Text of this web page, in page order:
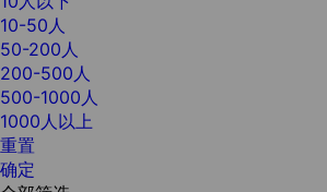
10-50人
50-200人
200-500人
500-1000人
1000人以上
重置
确定